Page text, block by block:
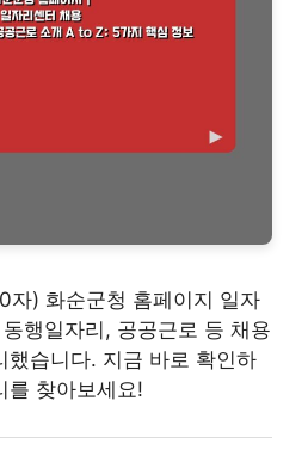
) 화순군청 홈페이지 일자
행일자리, 공공근로 등 채용
했습니다. 지금 바로 확인하
를 찾아보세요!